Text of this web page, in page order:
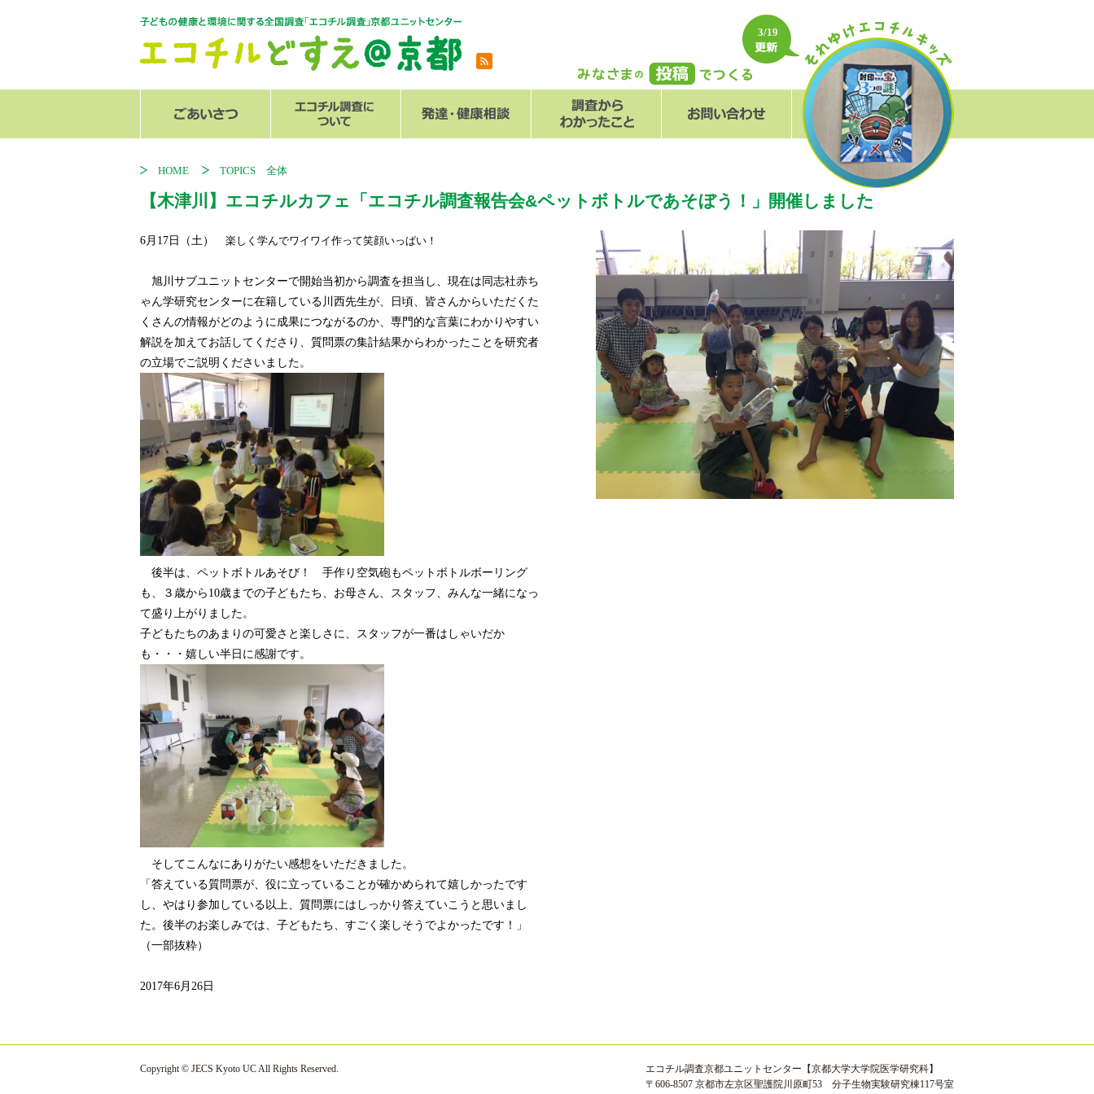
3/19
センター長からのご挨拶
スタッフ紹介
HOME TOPICS 全体
【木津川】エコチルカフェ「エコチル調査報告会&ペットボトルであそぼう！」開催しました
6月17日（土） 楽しく学んでワイワイ作って笑顔いっぱい！
旭川サブユニットセンターで開始当初から調査を担当し、現在は同志社赤ち
ゃん学研究センターに在籍している川西先生が、日頃、皆さんからいただくた
くさんの情報がどのように成果につながるのか、専門的な言葉にわかりやすい
解説を加えてお話してくださり、質問票の集計結果からわかったことを研究者
の立場でご説明くださいました。
後半は、ペットボトルあそび！ 手作り空気砲もペットボトルボーリング
も、３歳から10歳までの子どもたち、お母さん、スタッフ、みんな一緒になっ
て盛り上がりました。
子どもたちのあまりの可愛さと楽しさに、スタッフが一番はしゃいだか
も・・・嬉しい半日に感謝です。
そしてこんなにありがたい感想をいただきました。
「答えている質問票が、役に立っていることが確かめられて嬉しかったです
し、やはり参加している以上、質問票にはしっかり答えていこうと思いまし
た。後半のお楽しみでは、子どもたち、すごく楽しそうでよかったです！」
（一部抜粋）
2017年6月26日
Copyright © JECS Kyoto UC All Rights Reserved.
エコチル調査京都ユニットセンター【京都大学大学院医学研究科】
〒606-8507 京都市左京区聖護院川原町53 分子生物実験研究棟117号室